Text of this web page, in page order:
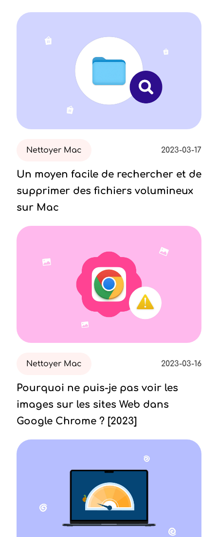
Nettoyer Mac 2023-03-17
Un moyen facile de rechercher et de
supprimer des fichiers volumineux
sur Mac
Nettoyer Mac 2023-03-16
Pourquoi ne puis-je pas voir les
images sur les sites Web dans
Google Chrome ? [2023]